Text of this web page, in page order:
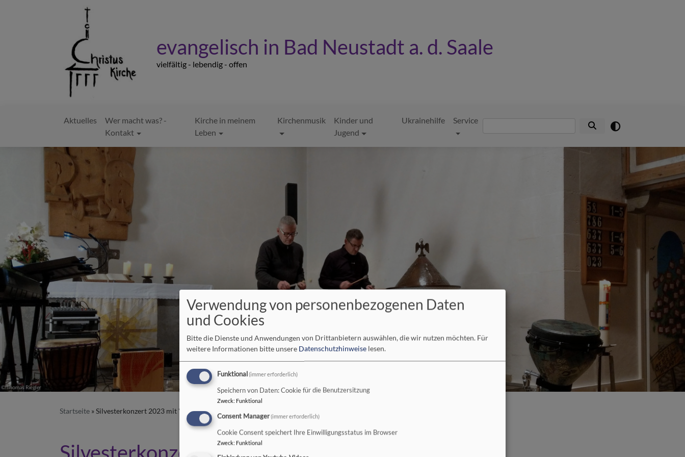
evangelisch in Bad Neustadt a. d. Saale
vielfältig - lebendig - offen
Hauptnavigation
Aktuelles
Wer macht was? -
Kontakt
Kirche in meinem
Leben
Kirchenmusik
Kinder und
Jugend
Ukrainehilfe ServiceSuche
Startseite Silvesterkonzert 2023 mit "Marimpiano"
Verwendung von personenbezogenen Daten
und Cookies
Bitte die Dienste und Anwendungen von Drittanbietern auswählen, die wir nutzen möchten. Für
weitere Informationen bitte unsere Datenschutzhinweise lesen.
Funktional(immer erforderlich)
Speichern von Daten: Cookie für die Benutzersitzung
Zweck: Funktional
Consent Manager(immer erforderlich)
Cookie Consent speichert Ihre Einwilligungsstatus im Browser
Zweck: Funktional